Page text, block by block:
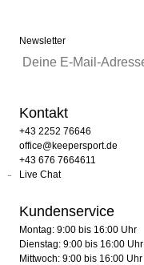
Newsletter
Kontakt
+43 2252 76646
office@keepersport.de
+43 676 7664611
Live Chat
Kundenservice
Montag: 9:00 bis 16:00 Uhr
Dienstag: 9:00 bis 16:00 Uhr
Mittwoch: 9:00 bis 16:00 Uhr